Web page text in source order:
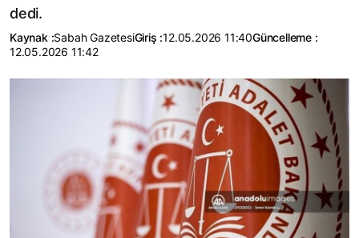
dedi.
Kaynak :Sabah GazetesiGiriş :12.05.2026 11:40Güncelleme :
12.05.2026 11:42